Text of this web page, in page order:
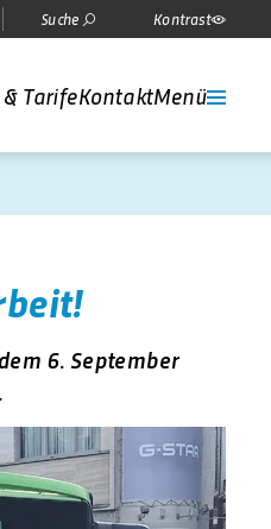
Suche Kontrast
TarifeKontaktMenü
6. September